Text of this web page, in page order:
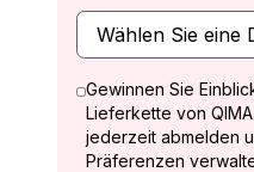
Gewinnen Sie
Lieferkette von
jederzeit abmelden
Präferenzen